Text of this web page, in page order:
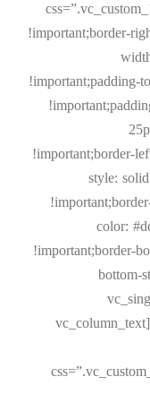
!important;border-
!important;border-
style:
color:
!important;border-
bottom-
img_size=”900×606″ onclick=”zoom”][vc_column_text